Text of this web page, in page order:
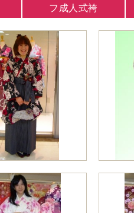
フ成人式袴